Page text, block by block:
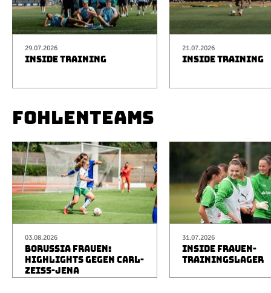
29.07.2026
INSIDE TRAINING
21.07.2026
INSIDE TRAINING
FOHLENTEAMS
03.08.2026
BORUSSIA FRAUEN:
HIGHLIGHTS GEGEN CARL-
ZEISS-JENA
31.07.2026
INSIDE FRAUEN-
TRAININGSLAGER